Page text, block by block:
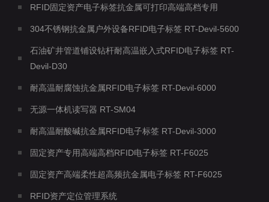
RFID固定资产电子标签抗金属可打印高端高档专用
304不锈钢抗金属户外设备RFID电子标签 RT-Devil-5600
石油矿井管道铺设钻杆耐高温嵌入式RFID电子标签 RT-
Devil-D30
耐高温耐腐蚀抗金属RFID电子标签 RT-Devil-6000
无源一体机读写器 RT-SM04
耐高温耐酸碱抗金属RFID电子标签 RT-Devil-3000
固定资产专用高端高档RFID电子标签 RT-F6025
固定资产高端柔性超高频抗金属电子标签 RT-F6025
RFID资产定位管理系统